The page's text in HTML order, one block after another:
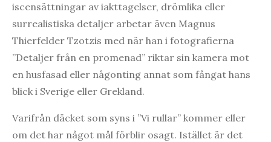
iscensättningar av iakttagelser, drömlika eller
surrealistiska detaljer arbetar även Magnus
Thierfelder Tzotzis med när han i fotografierna
”Detaljer från en promenad” riktar sin kamera mot
en husfasad eller någonting annat som fångat hans
blick i Sverige eller Grekland.
Varifrån däcket som syns i ”Vi rullar” kommer eller
om det har något mål förblir osagt. Istället är det